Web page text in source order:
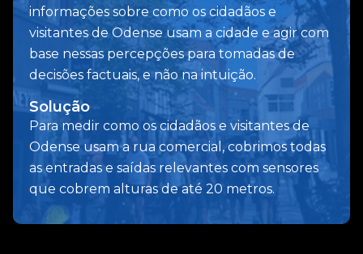
informações sobre como os cidadãos e
visitantes de Odense usam a cidade e agir com
base nessas percepções para tomadas de
decisões factuais, e não na intuição.
Solução
Para medir como os cidadãos e visitantes de
Odense usam a rua comercial, cobrimos todas
as entradas e saídas relevantes com sensores
que cobrem alturas de até 20 metros.